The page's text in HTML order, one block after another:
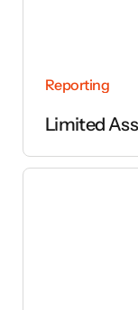
Reporting
Limited